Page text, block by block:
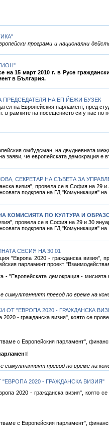
програми и национални
15 март 2010 г. в Русе
в България.
НА ЕП ЙЕЖИ БУЗЕК
на Европейския парламент, пред
в рамките на посещението си у нас по
омбудсман, на двудневната
заяви, че европейската демокрация е
СЕКРЕТАР НА СЪВЕТА ЗА
визия", провела се в София на 29 и
подкрепа на ГД "Комуникация"
КОМИСИЯТА ПО КУЛТУРА И
провела се в София на 29 и 30
подкрепа на ГД "Комуникация"
СЕСИЯ НА 30.01
"Европа 2020 - гражданска визия",
парламент проект
- "Европейската демокрация - мисията
симултанният превод по време на
"ЕВРОПА 2020 - ГРАЖДАНСКА
- гражданска визия", която се
с Европейския парламент",
!
симултанният превод по време на
2020 - ГРАЖДАНСКА ВИЗИЯ"
2020 - гражданска визия", която
с Европейския парламент",